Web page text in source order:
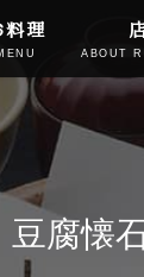
料理
ABOUT
豆腐懐